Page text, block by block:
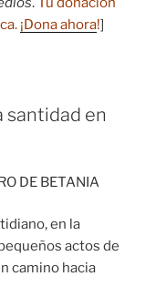
¡Dona ahora!]
santidad en
DE BETANIA
en la
actos de
camino hacia